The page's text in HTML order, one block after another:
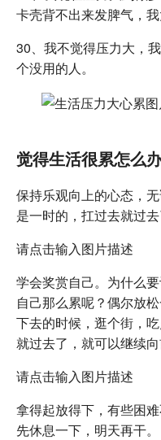
卡壳背不出来发脾气，我
30、我不觉得压力大，
个没用的人。
觉得生活很累怎么
保持乐观向上的心态，
是一时的，扛过去就过
请点击输入图片描述
学会奖赏自己。为什么
自己那么累呢？偶尔放
下去的时候，逛个街，
就过去了，就可以继续向
请点击输入图片描述
拿得起放得下，有些困
先休息一下，明天再干。